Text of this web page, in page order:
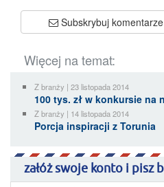
Subskrybuj komentarze
Więcej na temat:
Z branży | 23 listopada 2014
100 tys. zł w konkursie na
Z branży | 14 listopada 2014
Porcja inspiracji z Torunia
załóż swoje konto i pisz